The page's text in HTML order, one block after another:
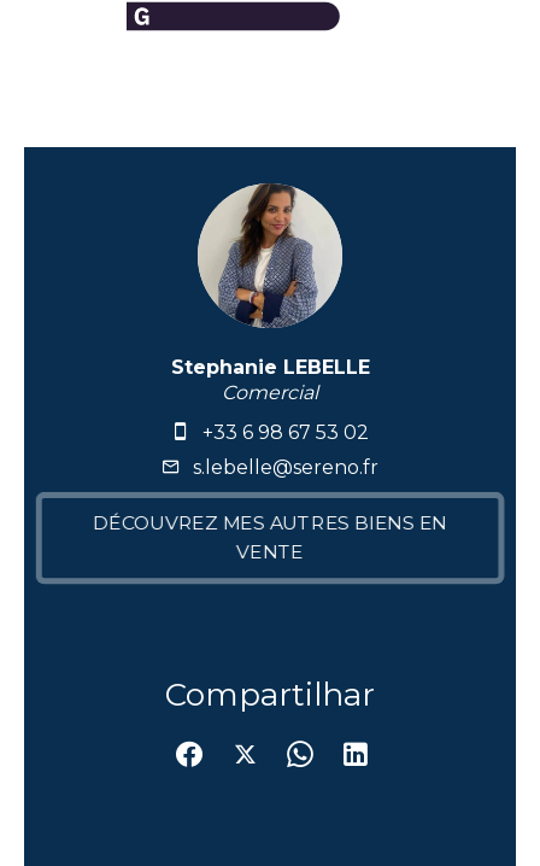
Stephanie LEBELLE
Comercial
+33 6 98 67 53 02
s.lebelle@sereno.fr
DÉCOUVREZ MES AUTRES BIENS EN
VENTE
Compartilhar